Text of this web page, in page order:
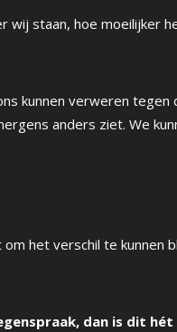
wij staan, hoe moeilijker
kunnen verweren tegen
anders ziet. We
het verschil te kunnen
dan is dit hét